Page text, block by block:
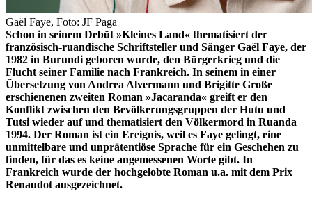
Gaël Faye, Foto: JF Paga
Schon in seinem Debüt »Kleines Land« thematisiert der
französisch-ruandische Schriftsteller und Sänger Gaël Faye, der
1982 in Burundi geboren wurde, den Bürgerkrieg und die
Flucht seiner Familie nach Frankreich. In seinem in einer
Übersetzung von Andrea Alvermann und Brigitte Große
erschienenen zweiten Roman »Jacaranda« greift er den
Konflikt zwischen den Bevölkerungsgruppen der Hutu und
Tutsi wieder auf und thematisiert den Völkermord in Ruanda
1994. Der Roman ist ein Ereignis, weil es Faye gelingt, eine
unmittelbare und unprätentiöse Sprache für ein Geschehen zu
finden, für das es keine angemessenen Worte gibt. In
Frankreich wurde der hochgelobte Roman u.a. mit dem Prix
Renaudot ausgezeichnet.